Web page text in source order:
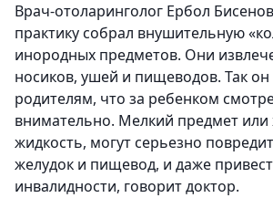
Врач-отоларинголог Ербол
практику собрал внушительную
инородных предметов. Они
носиков, ушей и пищеводов. Так
родителям, что за ребенком
внимательно. Мелкий предмет или
жидкость, могут серьезно
желудок и пищевод, и даже
инвалидности, говорит доктор.